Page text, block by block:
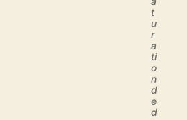
t
u
r
a
ti
o
n
d
e
d